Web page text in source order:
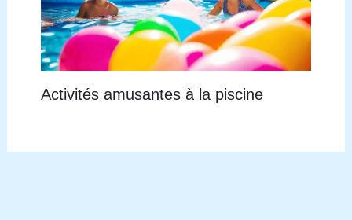
Activités amusantes à la piscine